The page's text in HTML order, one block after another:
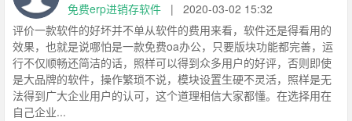
免费erp进销存软件 |
2020-03-02 15:32
评价一款软件的好坏并不单从软件的费用来看，软件还是得看用的
效果，也就是说哪怕是一款免费oa办公，只要版块功能都完善，运
行不仅顺畅还简洁的话，照样可以得到众多用户的好评，否则即使
是大品牌的软件，操作繁琐不说，模块设置生硬不灵活，照样是无
法得到广大企业用户的认可，这个道理相信大家都懂。在选择用在
自己企业...